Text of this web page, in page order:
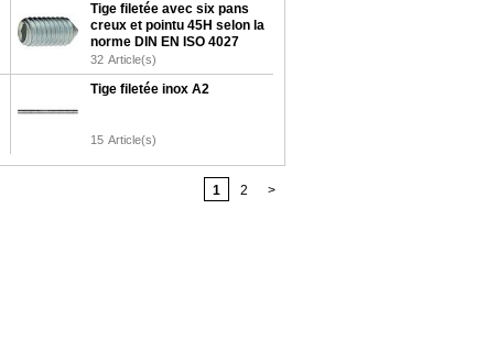
Tige filetée avec six pans
creux et pointu 45H selon la
norme DIN EN ISO 4027
galvanisée
32 Article(s)
Tige filetée inox A2
15 Article(s)
1 2 >